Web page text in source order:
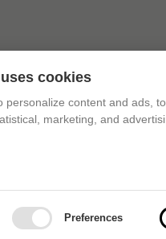
cookies
personalize content and ads,
marketing, and
Preferences